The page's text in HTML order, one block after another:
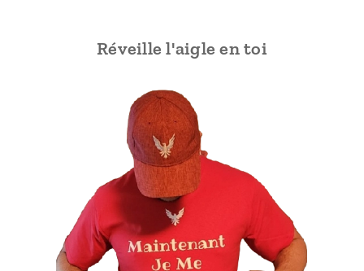
🦅 Réveille l'aigle en toi 🦅